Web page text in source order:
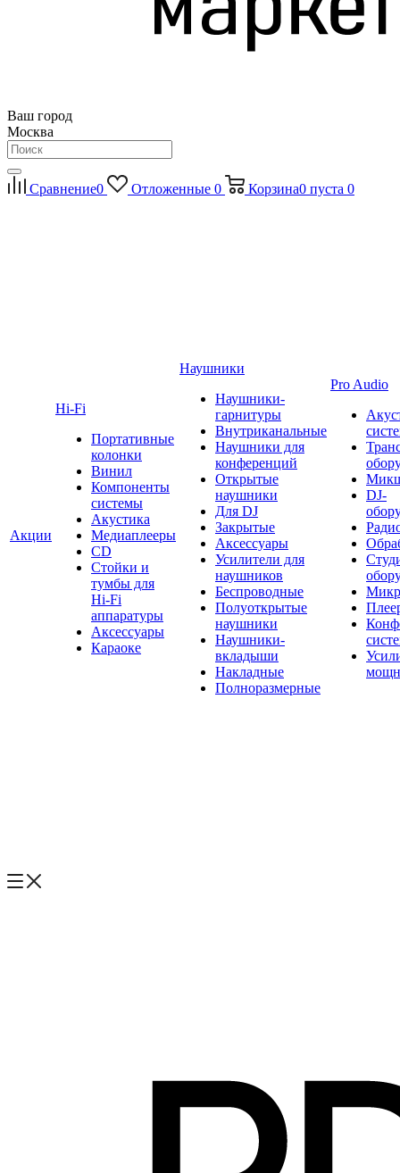
Ваш город
Москва
Сравнение0 Отложенные 0 Корзина0 пуста 0
Акции
Hi-Fi
Портативные
колонки
Винил
Компоненты
системы
Акустика
Медиаплееры
CD
Стойки и
тумбы для
Hi-Fi
аппаратуры
Аксессуары
Караоке
Наушники
Наушники-
гарнитуры
Внутриканальные
Наушники для
конференций
Открытые
наушники
Для DJ
Закрытые
Аксессуары
Усилители для
наушников
Беспроводные
Полуоткрытые
наушники
Наушники-
вкладыши
Накладные
Полноразмерные
Pro Audio
DJ-